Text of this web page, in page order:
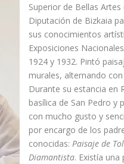
Superior de Bellas
Diputación de Bizkaia
sus conocimientos
Exposiciones
1924 y 1932. Pintó
murales, alternando
Durante su estancia en
basí­lica de San Pedro y
con mucho gusto y
por encargo de los
conocidas:Paisaje de
Diamantista. Existí­a una